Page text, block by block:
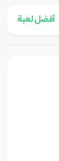
أفضل لعبة